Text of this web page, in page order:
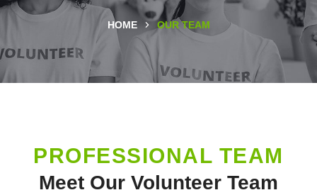
HOME OUR TEAM
PROFESSIONAL TEAM
Meet Our Volunteer Team